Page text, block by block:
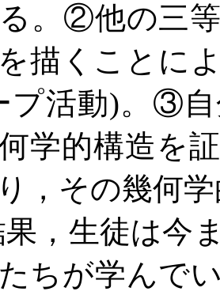
。②他の三
描くことに
プ活動)。③自
学的構造を
，その幾何
，生徒は今
ちが学んで